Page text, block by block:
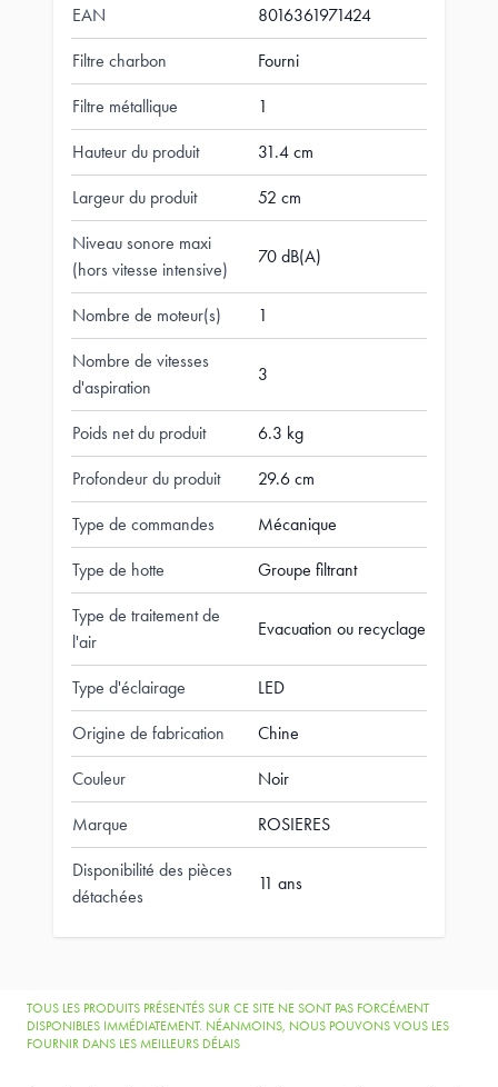
EAN 8016361971424
Filtre charbon Fourni
Filtre métallique 1
Hauteur du produit 31.4 cm
Largeur du produit 52 cm
Niveau sonore maxi
(hors vitesse intensive)
70 dB(A)
Nombre de moteur(s) 1
Nombre de vitesses
d'aspiration
3
Poids net du produit 6.3 kg
Profondeur du produit 29.6 cm
Type de commandes Mécanique
Type de hotte Groupe filtrant
Type de traitement de
l'air
Evacuation ou recyclage
Type d'éclairage LED
Origine de fabrication Chine
Couleur Noir
Marque ROSIERES
Disponibilité des pièces
détachées
11 ans
TOUS LES PRODUITS PRÉSENTÉS SUR CE SITE NE SONT PAS FORCÉMENT
DISPONIBLES IMMÉDIATEMENT. NÉANMOINS, NOUS POUVONS VOUS LES
FOURNIR DANS LES MEILLEURS DÉLAIS